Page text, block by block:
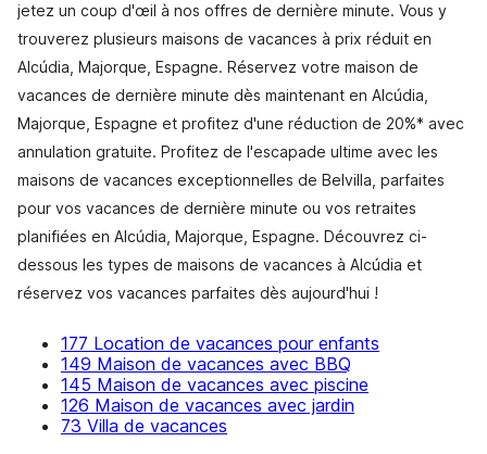
jetez un coup d'œil à nos offres de dernière minute. Vous y
trouverez plusieurs maisons de vacances à prix réduit en
Alcúdia, Majorque, Espagne. Réservez votre maison de
vacances de dernière minute dès maintenant en Alcúdia,
Majorque, Espagne et profitez d'une réduction de 20%* avec
annulation gratuite. Profitez de l'escapade ultime avec les
maisons de vacances exceptionnelles de Belvilla, parfaites
pour vos vacances de dernière minute ou vos retraites
planifiées en Alcúdia, Majorque, Espagne. Découvrez ci-
dessous les types de maisons de vacances à Alcúdia et
réservez vos vacances parfaites dès aujourd'hui !
177 Location de vacances pour enfants
149 Maison de vacances avec BBQ
145 Maison de vacances avec piscine
126 Maison de vacances avec jardin
73 Villa de vacances